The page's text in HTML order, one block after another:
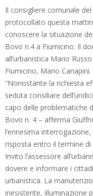
Il consigliere comunale
protocollato questa
conoscere la situazione
Bovo n.4 a Fiumicino. Il
all’urbanistica Mario
Fiumicino, Mario Canapini.
“Nonostante la richiesta
seduta consiliare
capo delle problematiche
Bovo n. 4 – afferma
l’ennesima
risposta entro il termine
Invito l’assessore
dovere e informare i
urbanistica. La
inesistente, illuminazione